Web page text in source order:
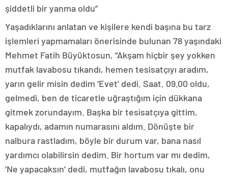
şiddetli bir yanma oldu”
Yaşadıklarını anlatan ve kişilere kendi başına bu tarz
işlemleri yapmamaları önerisinde bulunan 78 yaşındaki
Mehmet Fatih Büyüktosun, “Akşam hiçbir şey yokken
mutfak lavabosu tıkandı, hemen tesisatçıyı aradım,
yarın gelir misin dedim ‘Evet’ dedi. Saat. 09.00 oldu,
gelmedi, ben de ticaretle uğraştığım için dükkana
gitmek zorundayım. Başka bir tesisatçıya gittim,
kapalıydı, adamın numarasını aldım. Dönüşte bir
nalbura rastladım, böyle bir durum var, bana nasıl
yardımcı olabilirsin dedim. Bir hortum var mı dedim,
‘Ne yapacaksın’ dedi, mutfağın lavabosu tıkalı, onu